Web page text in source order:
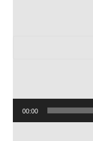
00:00